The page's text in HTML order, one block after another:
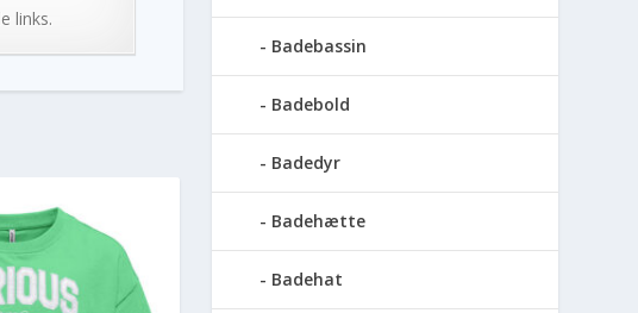
links.
Badebassin
Badebold
Badedyr
Badehætte
Badehat